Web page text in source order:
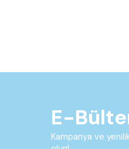
E-
Kampanya ve